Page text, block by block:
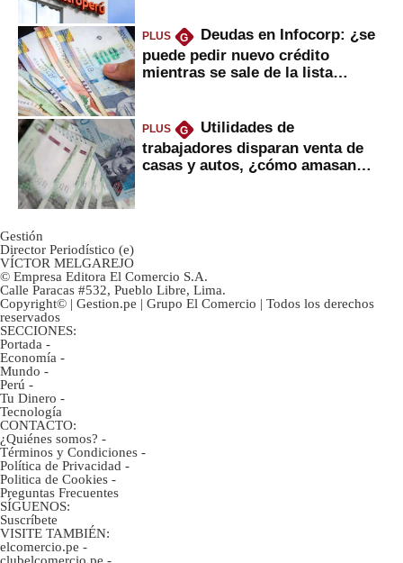
PLUS G
Deudas en Infocorp: ¿se
puede pedir nuevo crédito
mientras se sale de la lista
PLUS G
Utilidades de
trabajadores disparan venta de
casas y autos, ¿cómo amasan
Gestión
Director Periodístico (e)
VÍCTOR MELGAREJO
© Empresa Editora El Comercio S.A.
Calle Paracas #532, Pueblo Libre, Lima.
Copyright© | Gestion.pe | Grupo El Comercio | Todos los derechos
reservados
SECCIONES:
Portada -
Economía -
Mundo -
Perú -
Tu Dinero -
Tecnología
CONTACTO:
¿Quiénes somos? -
Términos y Condiciones -
Política de Privacidad -
Politica de Cookies -
Preguntas Frecuentes
SÍGUENOS:
Suscríbete
VISITE TAMBIÉN:
elcomercio.pe -